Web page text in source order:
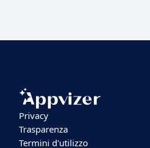
Privacy
Trasparenza
Termini d'utilizzo